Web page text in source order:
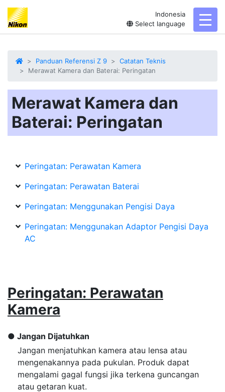
Indonesia
Select language
Panduan Referensi Z 9
Catatan Teknis
Merawat Kamera dan Baterai: Peringatan
Merawat Kamera dan
Baterai: Peringatan
Peringatan: Perawatan Kamera
Peringatan: Perawatan Baterai
Peringatan: Menggunakan Pengisi Daya
Peringatan: Menggunakan Adaptor Pengisi Daya
AC
Peringatan: Perawatan
Kamera
Jangan Dijatuhkan
Jangan menjatuhkan kamera atau lensa atau
mengenakannya pada pukulan. Produk dapat
mengalami gagal fungsi jika terkena guncangan
atau getaran kuat.